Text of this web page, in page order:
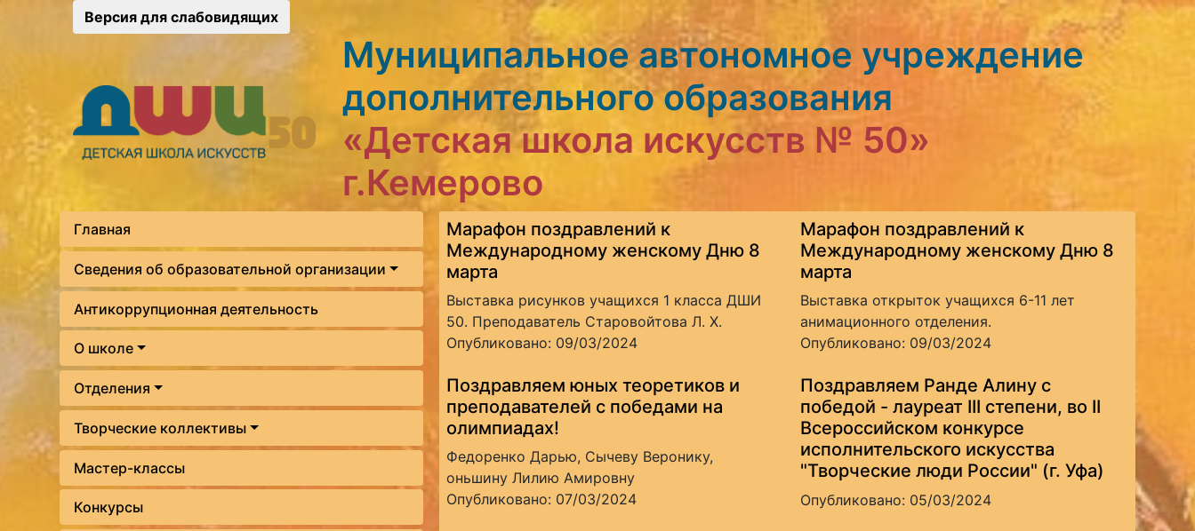
Версия для слабовидящих
Муниципальное автономное учреждение
дополнительного образования
«Детская школа искусств № 50»
г.Кемерово
Главная
Сведения об образовательной организации
Антикоррупционная деятельность
О школе
Отделения
Творческие коллективы
Мастер-классы
Конкурсы
Марафон поздравлений к
Международному женскому Дню 8
марта
Выставка рисунков учащихся 1 класса ДШИ
50. Преподаватель Старовойтова Л. Х.
Опубликовано: 09/03/2024
Марафон поздравлений к
Международному женскому Дню 8
марта
Выставка открыток учащихся 6-11 лет
анимационного отделения.
Опубликовано: 09/03/2024
Поздравляем юных теоретиков и
преподавателей с победами на
олимпиадах!
Федоренко Дарью, Сычеву Веронику,
оньшину Лилию Амировну
Опубликовано: 07/03/2024
Поздравляем Ранде Алину с
победой - лауреат III степени, во II
Всероссийском конкурсе
исполнительского искусства
"Творческие люди России" (г. Уфа)
Опубликовано: 05/03/2024